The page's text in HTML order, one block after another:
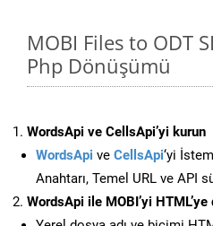
MOBI Files to ODT
Php Dönüşümü
WordsApi ve CellsApi’yi kurun
WordsApi ve CellsApi‘yi
Anahtarı, Temel URL ve API
WordsApi ile MOBI’yi